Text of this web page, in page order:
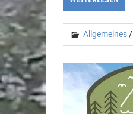
Allgemeines/